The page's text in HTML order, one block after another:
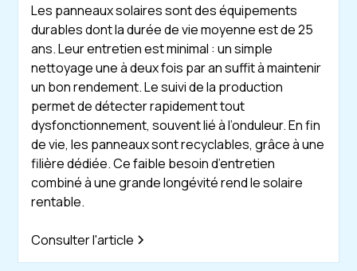
Les panneaux solaires sont des équipements
durables dont la durée de vie moyenne est de 25
ans. Leur entretien est minimal : un simple
nettoyage une à deux fois par an suffit à maintenir
un bon rendement. Le suivi de la production
permet de détecter rapidement tout
dysfonctionnement, souvent lié à l’onduleur. En fin
de vie, les panneaux sont recyclables, grâce à une
filière dédiée. Ce faible besoin d’entretien
combiné à une grande longévité rend le solaire
rentable.
Consulter l'article